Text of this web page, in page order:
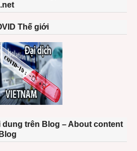
Thế giới
dung trên Blog – About content